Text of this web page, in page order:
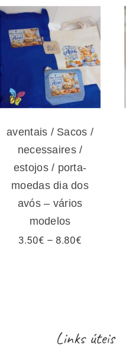
aventais / Sacos
/ necessaires /
estojos / porta-
moedas dia dos
avós – vários
modelos
aventais / Sacos /
necessaires /
estojos / porta-
moedas dia dos
avós – vários
modelos
3.50€ – 8.80€
Links úteis